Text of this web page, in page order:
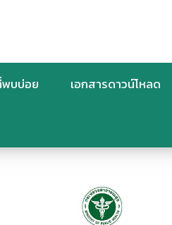
พบบ่อย เอกสารดาวน์โหลด